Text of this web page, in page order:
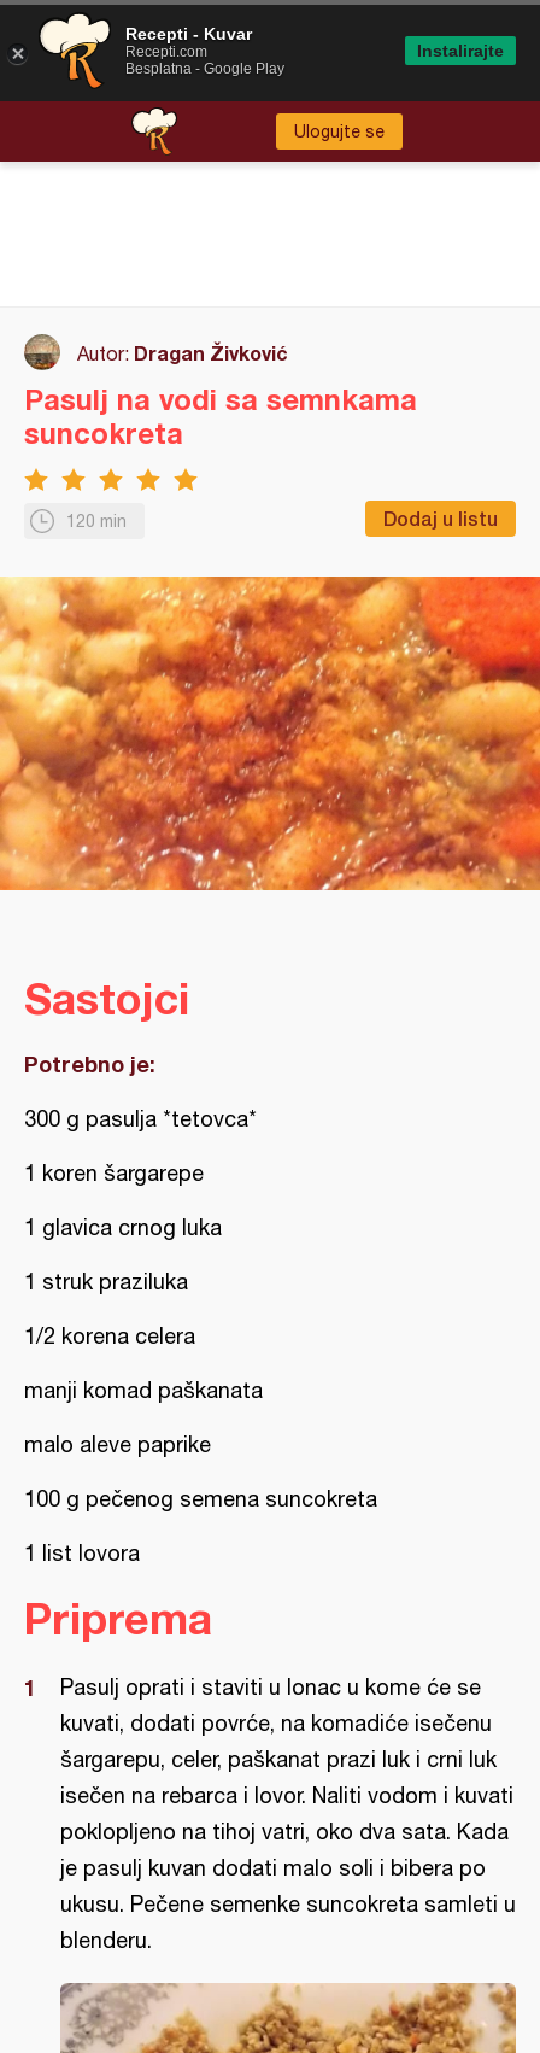
Ulogujte se
Autor: Dragan Živković
120 min Dodaj u listu
Pasulj na vodi sa semnkama
suncokreta
Sastojci
Potrebno je:
300 g pasulja *tetovca*
1 koren šargarepe
1 glavica crnog luka
1 struk praziluka
1/2 korena celera
manji komad paškanata
malo aleve paprike
100 g pečenog semena suncokreta
1 list lovora
Priprema
Pasulj oprati i staviti u lonac u kome će se
kuvati, dodati povrće, na komadiće isečenu
šargarepu, celer, paškanat prazi luk i crni luk
isečen na rebarca i lovor. Naliti vodom i kuvati
poklopljeno na tihoj vatri, oko dva sata. Kada
je pasulj kuvan dodati malo soli i bibera po
ukusu. Pečene semenke suncokreta samleti u
blenderu.
Recepti - Kuvar
Recepti.com
Besplatna - Google Play
Instalirajte